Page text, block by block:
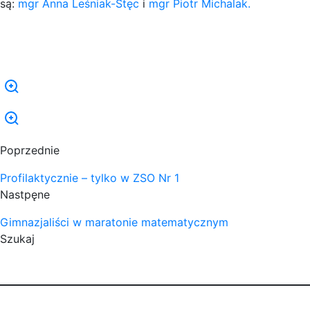
są: mgr Anna Leśniak-Stęc i mgr Piotr Michalak.
Poprzednie
Profilaktycznie – tylko w ZSO Nr 1
Nastpęne
Gimnazjaliści w maratonie matematycznym
Szukaj